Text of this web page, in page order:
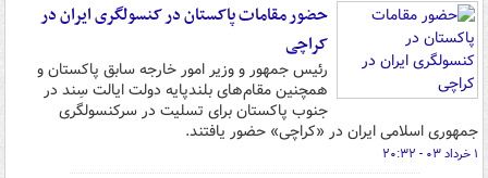
حضور مقامات پاکستان در کنسولگری ایران در
کراچی
رئیس جمهور و وزیر امور خارجه سابق پاکستان و
همچنین مقام‌های بلندپایه دولت ایالت سِند در
جنوب پاکستان برای تسلیت در سرکنسولگری
جمهوری اسلامی ایران در «کراچی» حضور یافتند.
۱ خرداد ۰۳ - ۲۰:۳۲